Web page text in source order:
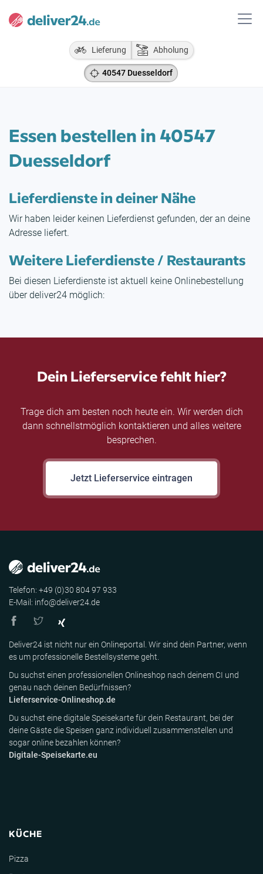
Lieferung Abholung
40547 Duesseldorf
Essen bestellen in 40547
Duesseldorf
Lieferdienste in deiner Nähe
Wir haben leider keinen Lieferdienst gefunden, der an deine
Adresse liefert.
Weitere Lieferdienste / Restaurants
Bei diesen Lieferdienste ist aktuell keine Onlinebestellung
über deliver24 möglich:
Dein Lieferservice fehlt hier?
Trage dich am besten noch heute ein. Wir werden dich
dann schnellstmöglich kontaktieren und alles weitere
besprechen.
Jetzt Lieferservice eintragen
Telefon: +49 (0)30 804 97 933
E-Mail: info@deliver24.de
Deliver24 ist nicht nur ein Onlineportal. Wir sind dein Partner, wenn
es um professionelle Bestellsysteme geht.
Du suchst einen professionellen Onlineshop nach deinem CI und
genau nach deinen Bedürfnissen?
Lieferservice-Onlineshop.de
Du suchst eine digitale Speisekarte für dein Restaurant, bei der
deine Gäste die Speisen ganz individuell zusammenstellen und
sogar online bezahlen können?
Digitale-Speisekarte.eu
KÜCHE
Pizza